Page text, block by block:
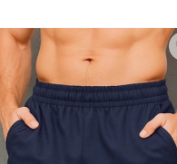
прочного
актуальные товары.